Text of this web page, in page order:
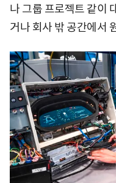
나 그룹 프로젝트 같이
거나 회사 밖 공간에서